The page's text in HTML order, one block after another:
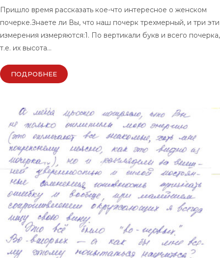
Пришло время рассказать кое-что интересное о женском
почерке.Знаете ли Вы, что наш почерк трехмерный, и три эти
измерения измеряются:1. По вертикали букв и всего почерка,
т.е. их высота…
ПОДРОБНЕЕ